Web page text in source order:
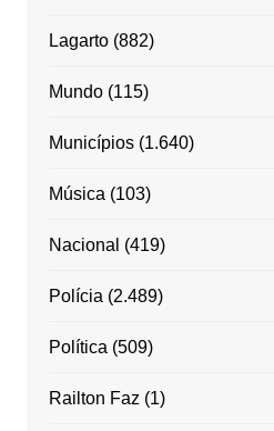
Lagarto(882)
Mundo(115)
Municípios(1.640)
Música (103)
Nacional (419)
Polícia (2.489)
Política (509)
Railton Faz (1)